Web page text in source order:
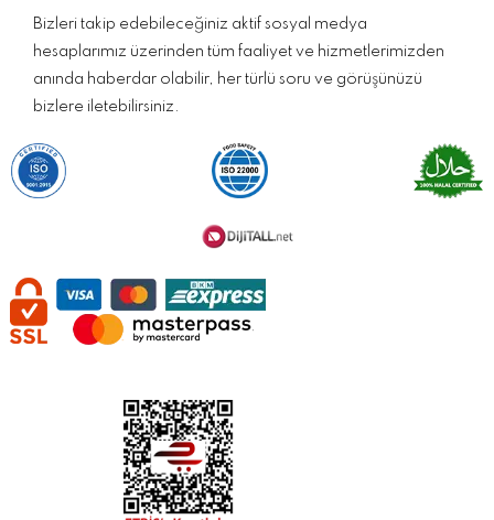
Bizleri takip edebileceğiniz aktif sosyal medya
hesaplarımız üzerinden tüm faaliyet ve hizmetlerimizden
anında haberdar olabilir, her türlü soru ve görüşünüzü
bizlere iletebilirsiniz.